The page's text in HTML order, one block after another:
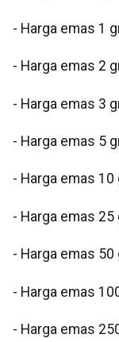
‎- ⁠Harga emas 1
‎- ⁠Harga emas 2
‎- ⁠Harga emas 3
‎- ⁠Harga emas 5
‎- ⁠Harga emas 10
‎- Harga emas 25
‎- ⁠Harga emas 50
‎- ⁠Harga emas
‎- ⁠Harga emas